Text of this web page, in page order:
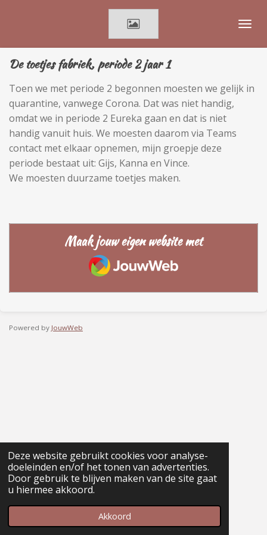
Deze website gebruikt cookies voor analyse-
doeleinden en/of het tonen van advertenties.
Door gebruik te blijven maken van de site gaat
u hiermee akkoord.
Akkoord
de
hoofdinhoud
De toetjes fabriek, periode 2 jaar 1
Toen we met periode 2 begonnen moesten we gelijk in
quarantine, vanwege Corona. Dat was niet handig,
omdat we in periode 2 Eureka gaan en dat is niet
handig vanuit huis. We moesten daarom via Teams
contact met elkaar opnemen, mijn groepje deze
periode bestaat uit: Gijs, Kanna en Vince.
We moesten duurzame toetjes maken.
Maak jouw eigen website met
JouwWeb
Powered by JouwWeb